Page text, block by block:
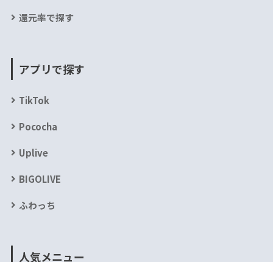
還元率で探す
アプリで探す
TikTok
Pococha
Uplive
BIGOLIVE
ふわっち
人気メニュー